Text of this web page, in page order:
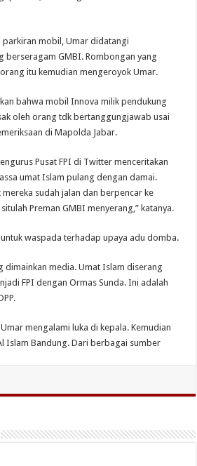
parkiran mobil, Umar didatangi
berseragam GMBI. Rombongan yang
itu kemudian mengeroyok Umar.
bahwa mobil Innova milik pendukung
oleh orang tdk bertanggungjawab usai
di Mapolda Jabar.
Pusat FPI di Twitter menceritakan
umat Islam pulang dengan damai.
sudah jalan dan berpencar ke
Preman GMBI menyerang,” katanya.
waspada terhadap upaya adu domba.
dimainkan media. Umat Islam diserang
FPI dengan Ormas Sunda. Ini adalah
mengalami luka di kepala. Kemudian
Islam Bandung. Dari berbagai sumber